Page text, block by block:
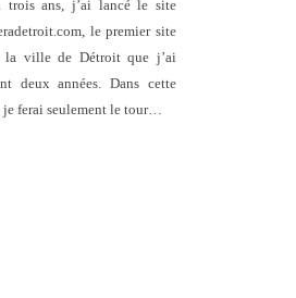
ans, j’ai lancé le site
le premier site
la ville de Détroit que j’ai
deux années. Dans cette
ferai seulement le tour…